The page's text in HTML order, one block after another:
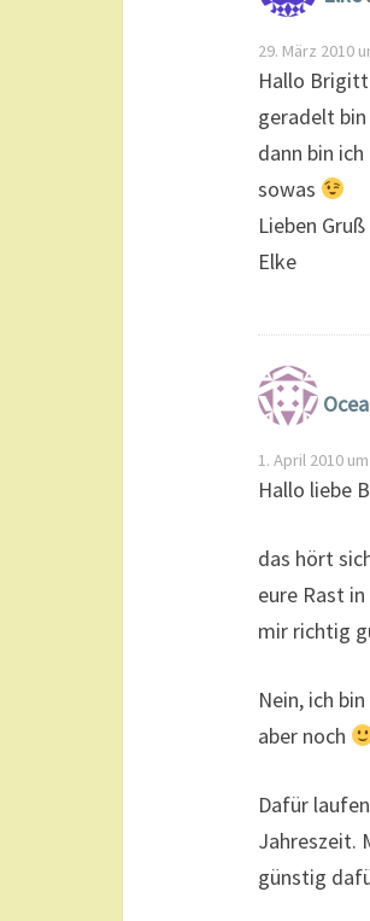
29. März 2010
Hallo
geradelt
dann bin
sowas
Lieben Gruß
Elke
1. April 2010
Hallo liebe
das hört
eure Rast
mir richtig
Nein, ich
aber noch
Dafür
Jahreszeit.
günstig